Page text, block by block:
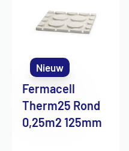
Nieuw
Fermacell
Therm25 Rond
0,25m2 125mm